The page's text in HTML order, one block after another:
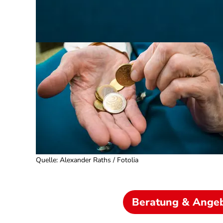
Quelle: Alexander Raths / Fotolia
Beratung &